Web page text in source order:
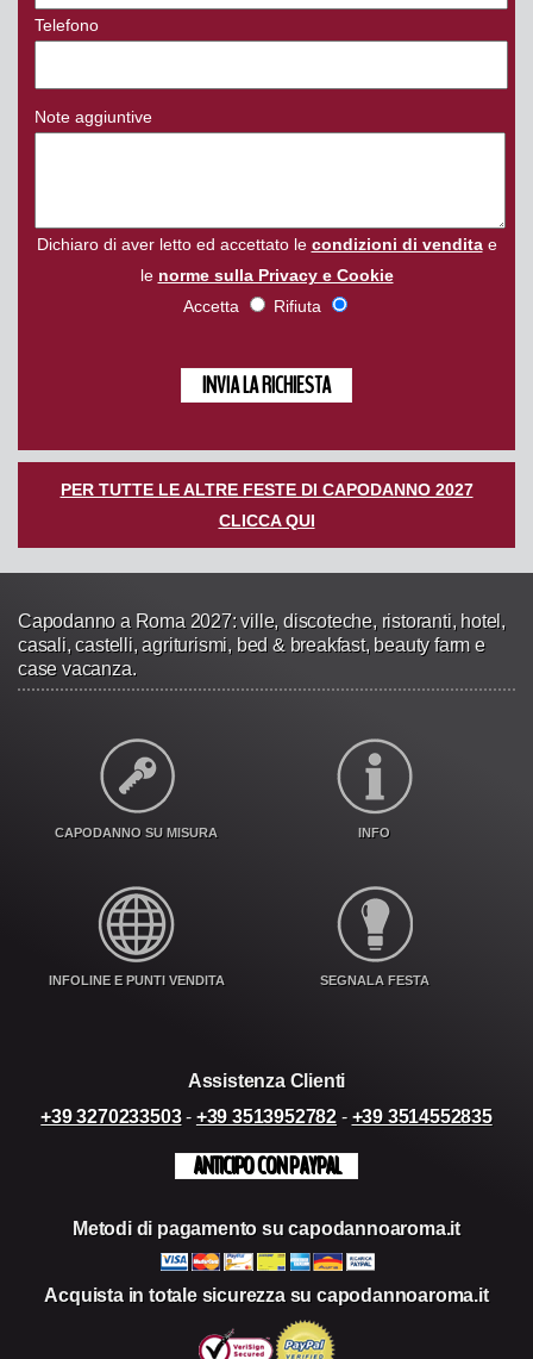
Telefono
Note aggiuntive
Dichiaro di aver letto ed accettato le condizioni di venditae
le norme sulla Privacy e Cookie
Accetta
Rifiuta
PER TUTTE LE ALTRE FESTE DI CAPODANNO 2027
CLICCA QUI
Capodanno a Roma 2027: ville, discoteche, ristoranti, hotel,
casali, castelli, agriturismi, bed & breakfast, beauty farm e
case vacanza.
CAPODANNO SU MISURA INFO
INFOLINE E PUNTI VENDITA SEGNALA FESTA
Assistenza Clienti
+39 3270233503- +39 3513952782 - +39 3514552835
ANTICIPO CON PAYPAL
Metodi di pagamento su capodannoaroma.it
Acquista in totale sicurezza su capodannoaroma.it